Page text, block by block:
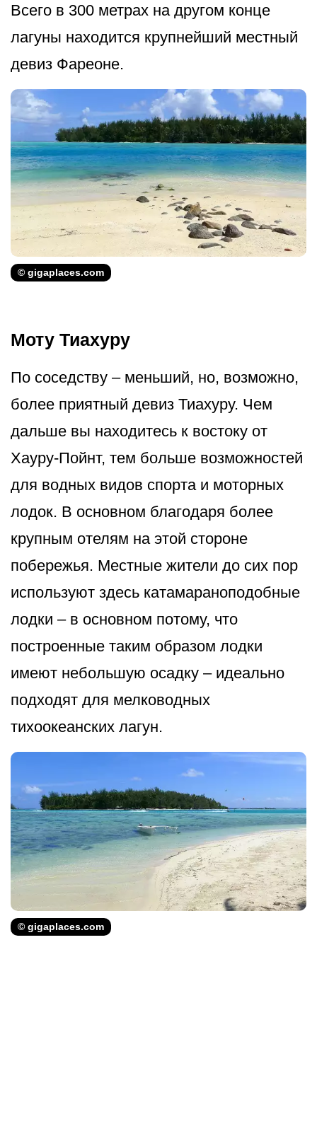
Всего в 300 метрах на другом конце
лагуны находится крупнейший местный
девиз Фареоне.
© gigaplaces.com
Моту Тиахуру
По соседству – меньший, но, возможно,
более приятный девиз Тиахуру. Чем
дальше вы находитесь к востоку от
Хауру-Пойнт, тем больше возможностей
для водных видов спорта и моторных
лодок. В основном благодаря более
крупным отелям на этой стороне
побережья. Местные жители до сих пор
используют здесь катамараноподобные
лодки – в основном потому, что
построенные таким образом лодки
имеют небольшую осадку – идеально
подходят для мелководных
тихоокеанских л­агун.
© gigaplaces.com